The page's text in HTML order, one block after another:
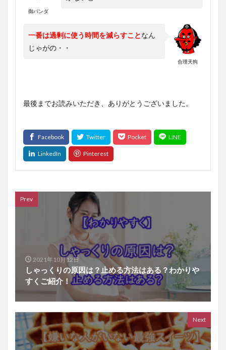
御パンダ
合理天狗
一番は過剰に使う時間を減らすことなん
じゃがの・・
最後までお読みいただき、ありがとうございました。
Prev
2021年10月12日
しゃっくりの原因は？止める方法はある？わかりや
すくご紹介！
Next